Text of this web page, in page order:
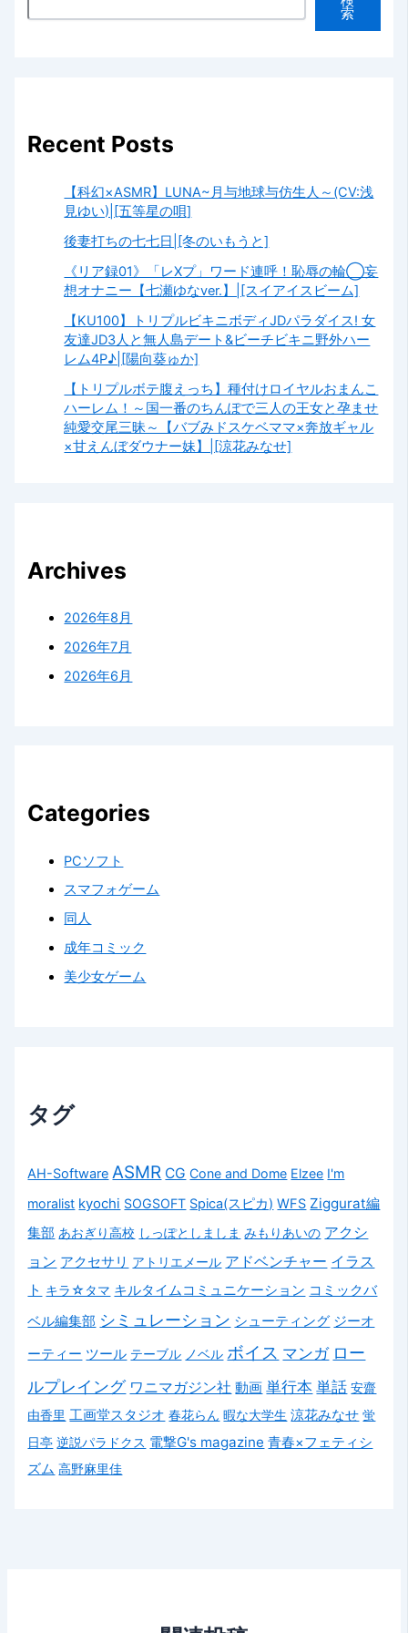
索
Recent Posts
【科幻×ASMR】LUNA~月与地球与仿生人～(CV:浅
見ゆい)|[五等星の唄]
後妻打ちの七七日|[冬のいもうと]
《リア録01》「レXプ」ワード連呼！恥辱の輪◯妄
想オナニー【七瀬ゆなver.】|[スイアイスビーム]
【KU100】トリプルビキニボディJDパラダイス! 女
友達JD3人と無人島デート&ビーチビキニ野外ハー
レム4P♪|[陽向葵ゅか]
【トリプルボテ腹えっち】種付けロイヤルおまんこ
ハーレム！～国一番のちんぽで三人の王女と孕ませ
純愛交尾三昧～【バブみドスケベママ×奔放ギャル
×甘えんぼダウナー妹】|[涼花みなせ]
Archives
2026年8月
2026年7月
2026年6月
Categories
PCソフト
スマフォゲーム
同人
成年コミック
美少女ゲーム
タグ
AH-Software ASMR CG Cone and Dome Elzee I'm
moralist kyochi SOGSOFT Spica(スピカ) WFS Ziggurat編
集部 あおぎり高校 しっぽとしましま みもりあいの アクシ
ョン アクセサリ アトリエメール アドベンチャー イラス
ト キラ☆タマ キルタイムコミュニケーション コミックバ
ベル編集部 シミュレーション シューティング ジーオ
ーティー ツール テーブル ノベル ボイス マンガ ロー
ルプレイング ワニマガジン社 動画 単行本 単話 安齋
由香里 工画堂スタジオ 春花らん 暇な大学生 涼花みなせ 蛍
日亭 逆説パラドクス 電撃G's magazine 青春×フェティシ
ズム 高野麻里佳